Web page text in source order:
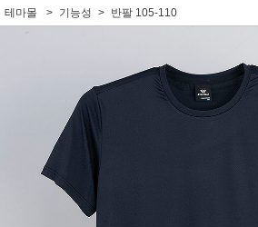
테마몰 기능성 반팔 105-110